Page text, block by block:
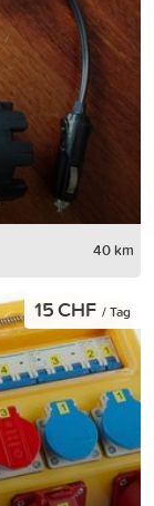
40 km
15 CHF / Tag